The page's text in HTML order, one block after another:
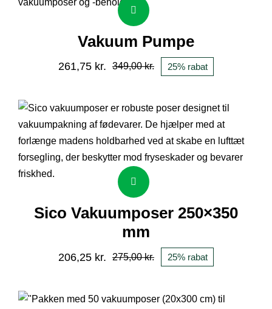
Vakuum Pumpe
349,00kr.
Den
pris
var:
349,00 kr..
261,75 kr.
Den
pris
er:
261,75 kr..
25% rabat
Sico Vakuumposer 250×350
mm
275,00kr.
Den
pris
206,25 kr.
Den
pris
25% rabat